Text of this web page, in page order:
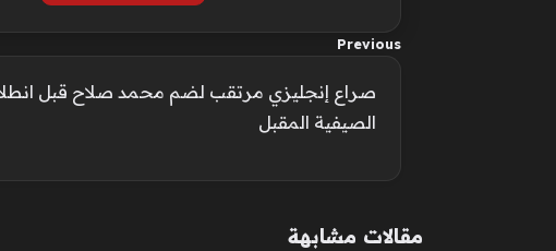
Previous
صراع إنجليزي مرتقب لضم محمد صلاح قبل
الصيفية المقبل
مقالات مشابهة